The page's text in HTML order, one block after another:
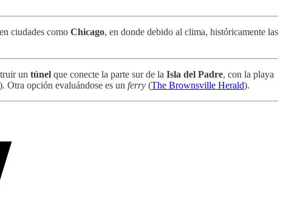
ciudades como Chicago, en donde debido al clima, históricamente las
un túnel que conecte la parte sur de la Isla del Padre, con la playa
). Otra opción evaluándose es un ferry (The Brownsville Herald).